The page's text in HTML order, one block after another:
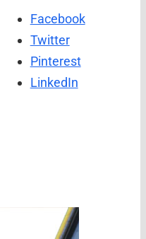
Facebook
Twitter
Pinterest
LinkedIn